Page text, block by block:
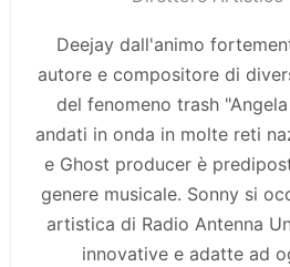
Deejay dall'animo
autore e compositore di
del fenomeno trash
andati in onda in molte reti
e Ghost producer è
genere musicale. Sonny si
artistica di Radio Antenna
innovative e adatte ad